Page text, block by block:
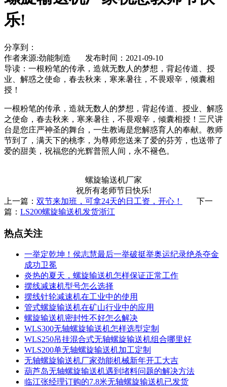
乐!
分享到：
作者来源:劲能制造 发布时间：2021-09-10
导读： 一根粉笔的传承，造就无数人的梦想，背起传道、授
业、解惑之使命，春去秋来，寒来暑往，不畏艰辛，倾囊相
授！
一根粉笔的传承，造就无数人的梦想，背起传道、授业、解惑
之使命，春去秋来，寒来暑往，不畏艰辛，倾囊相授！三尺讲
台是您庄严神圣的舞台，一生教诲是您解惑育人的奉献。教师
节到了，满天下的桃李，为尊师您送来了爱的芬芳，也送带了
爱的甜美，祝福您的光辉普照人间，永不褪色。
螺旋输送机厂家
祝所有老师节日快乐!
上一篇： 双节来加班，可拿24天的日工资，开心！
下一
篇： LS200螺旋输送机发货浙江
热点关注
一举定乾坤！侯志慧最后一举破挺举奥运纪录绝杀夺金
成功卫冕
炎热的夏天，螺旋输送机怎样保证正常工作
摆线减速机型号怎么选择
摆线针轮减速机在工业中的使用
管式螺旋输送机在矿山行业中的应用
螺旋输送机密封性不好怎么解决
WLS300无轴螺旋输送机怎样选型定制
WLS250吊挂混合式无轴螺旋输送机组合哪里好
WLS200单无轴螺旋输送机加工定制
无轴螺旋输送机厂家劲能机械新年开工大吉
葫芦岛无轴螺旋输送机遇到堵料问题的解决方法
临江张经理订购的7.8米无轴螺旋输送机已发货